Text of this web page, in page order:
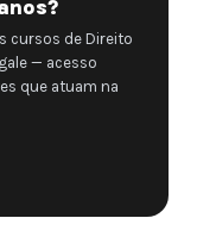
cursos de Direito
— acesso
que atuam na